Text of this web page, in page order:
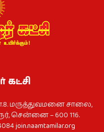
கட்சி
மருத்துவமனை சாலை,
சென்னை – 600 116.
join.naamtamilar.org